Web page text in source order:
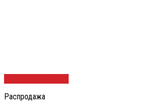
Распродажа